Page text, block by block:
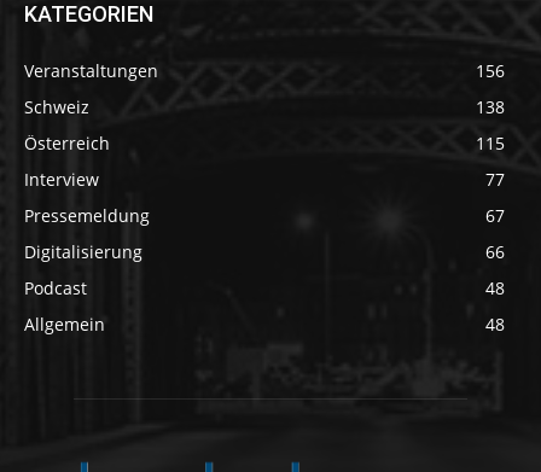
KATEGORIEN
Veranstaltungen
156
Schweiz
138
Österreich
115
Interview
77
Pressemeldung
67
Digitalisierung
66
Podcast
48
Allgemein
48